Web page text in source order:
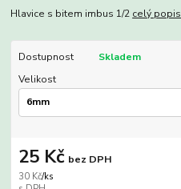
Hlavice s bitem imbus 1/2 celý popis
Dostupnost
Skladem
Velikost
30 Kč/ks
25 Kč bez DPH